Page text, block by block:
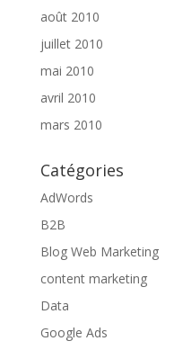
août 2010
juillet 2010
mai 2010
avril 2010
mars 2010
Catégories
AdWords
B2B
Blog Web Marketing
content marketing
Data
Google Ads